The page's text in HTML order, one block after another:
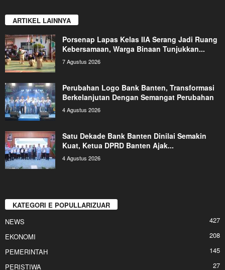
ARTIKEL LAINNYA
Porsenap Lapas Kelas IIA Serang Jadi Ruang
Kebersamaan, Warga Binaan Tunjukkan...
7 Agustus 2026
Perubahan Logo Bank Banten, Transformasi
Berkelanjutan Dengan Semangat Perubahan
4 Agustus 2026
Satu Dekade Bank Banten Dinilai Semakin
Kuat, Ketua DPRD Banten Ajak...
4 Agustus 2026
KATEGORI E POPULLARIZUAR
NEWS
427
EKONOMI
208
PEMERINTAH
145
PERISTIWA
27